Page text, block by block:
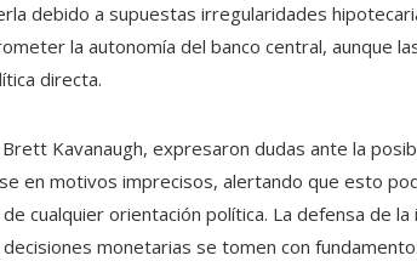
debido a supuestas irregularidades
la autonomía del banco central, aunque
directa.
Kavanaugh, expresaron dudas ante la
en motivos imprecisos, alertando que esto
cualquier orientación política. La defensa de la
monetarias se tomen con